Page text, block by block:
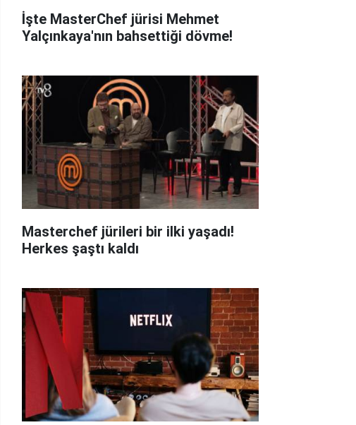
İşte MasterChef jürisi Mehmet
Yalçınkaya'nın bahsettiği dövme!
Masterchef jürileri bir ilki yaşadı!
Herkes şaştı kaldı